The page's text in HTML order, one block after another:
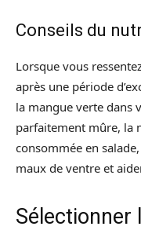
Conseils du
Lorsque vous
après une période
la mangue verte dans
parfaitement mûre, la
consommée en
maux de ventre et
Sélectionner